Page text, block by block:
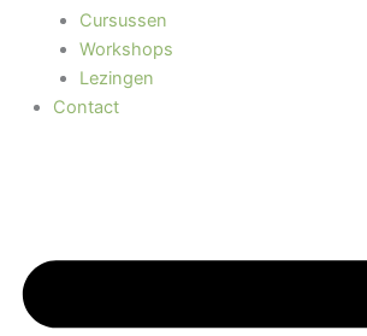
Cursussen
Workshops
Lezingen
Contact